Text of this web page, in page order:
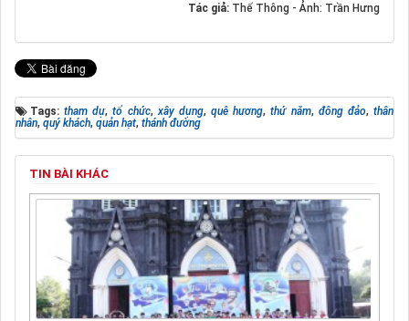
Tác giả: Thế Thông - Ảnh: Trần Hưng
Tags:tham dự,tổ chức, xây dựng,quê hương,thứ năm, đông đảo,thân
nhân, quý khách, quản hạt, thánh đường
TIN BÀI KHÁC